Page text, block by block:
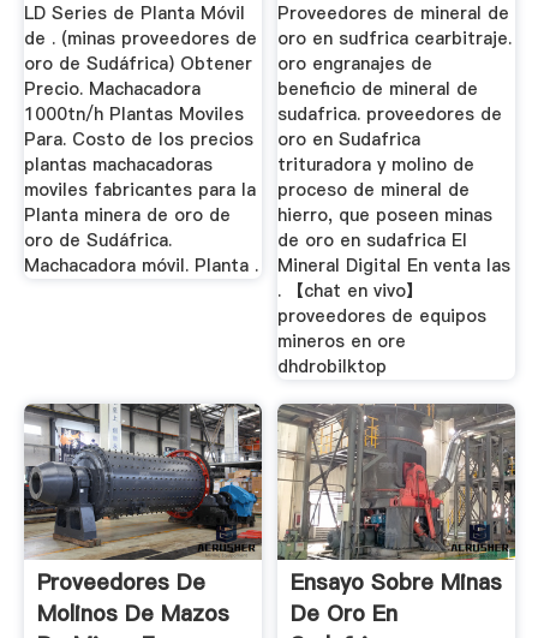
LD Series de Planta Móvil
de . (minas proveedores de
oro de Sudáfrica) Obtener
Precio. Machacadora
1000tn/h Plantas Moviles
Para. Costo de los precios
plantas machacadoras
moviles fabricantes para la
Planta minera de oro de
oro de Sudáfrica.
Machacadora móvil. Planta .
Proveedores de mineral de
oro en sudfrica cearbitraje.
oro engranajes de
beneficio de mineral de
sudafrica. proveedores de
oro en Sudafrica
trituradora y molino de
proceso de mineral de
hierro, que poseen minas
de oro en sudafrica El
Mineral Digital En venta las
. 【chat en vivo】
proveedores de equipos
mineros en ore
dhdrobilktop
Proveedores De
Molinos De Mazos
Ensayo Sobre Minas
De Oro En